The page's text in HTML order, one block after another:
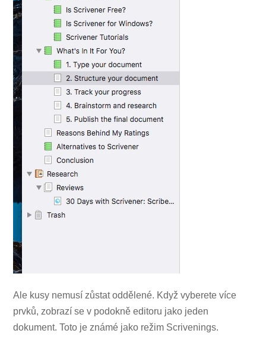
Ale kusy nemusí zůstat oddělené. Když vyberete více
prvků, zobrazí se v podokně editoru jako jeden
dokument. Toto je známé jako režim Scrivenings.